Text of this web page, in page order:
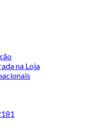
na Loja